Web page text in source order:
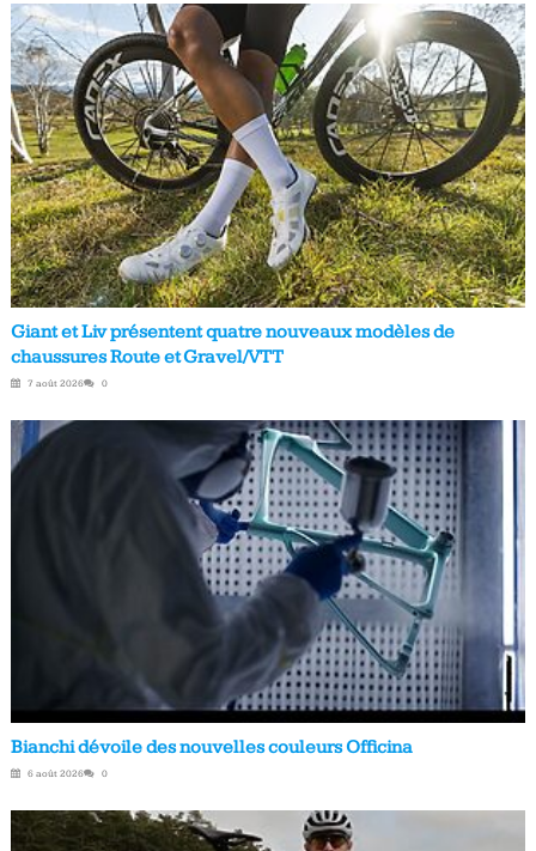
Giant et Liv présentent quatre nouveaux modèles de
chaussures Route et Gravel/VTT
7 août 2026 0
Bianchi dévoile des nouvelles couleurs Officina
6 août 2026 0